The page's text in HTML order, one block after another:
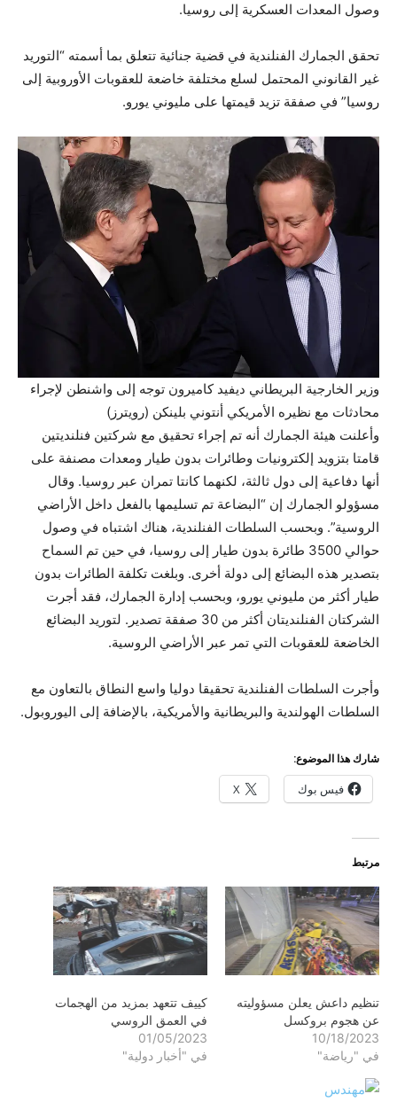
وصول المعدات العسكرية إلى روسيا.
تحقق الجمارك الفنلندية في قضية جنائية تتعلق بما أسمته “التوريد
غير القانوني المحتمل لسلع مختلفة خاضعة للعقوبات الأوروبية إلى
روسيا” في صفقة تزيد قيمتها على مليوني يورو.
وزير الخارجية البريطاني ديفيد كاميرون توجه إلى واشنطن لإجراء
محادثات مع نظيره الأمريكي أنتوني بلينكن (رويترز)
وأعلنت هيئة الجمارك أنه تم إجراء تحقيق مع شركتين فنلنديتين
قامتا بتزويد إلكترونيات وطائرات بدون طيار ومعدات مصنفة على
أنها دفاعية إلى دول ثالثة، لكنهما كانتا تمران عبر روسيا. وقال
مسؤولو الجمارك إن “البضاعة تم تسليمها بالفعل داخل الأراضي
الروسية”. وبحسب السلطات الفنلندية، هناك اشتباه في وصول
حوالي 3500 طائرة بدون طيار إلى روسيا، في حين تم السماح
بتصدير هذه البضائع إلى دولة أخرى. وبلغت تكلفة الطائرات بدون
طيار أكثر من مليوني يورو، وبحسب إدارة الجمارك، فقد أجرت
الشركتان الفنلنديتان أكثر من 30 صفقة تصدير. لتوريد البضائع
الخاضعة للعقوبات التي تمر عبر الأراضي الروسية.
وأجرت السلطات الفنلندية تحقيقا دوليا واسع النطاق بالتعاون مع
السلطات الهولندية والبريطانية والأمريكية، بالإضافة إلى اليوروبول.
شارك هذا الموضوع:
فيس بوك X
مرتبط
تنظيم داعش يعلن مسؤوليته
عن هجوم بروكسل
10/18/2023
في "رياضة"
كييف تتعهد بمزيد من الهجمات
في العمق الروسي
01/05/2023
في "أخبار دولية"